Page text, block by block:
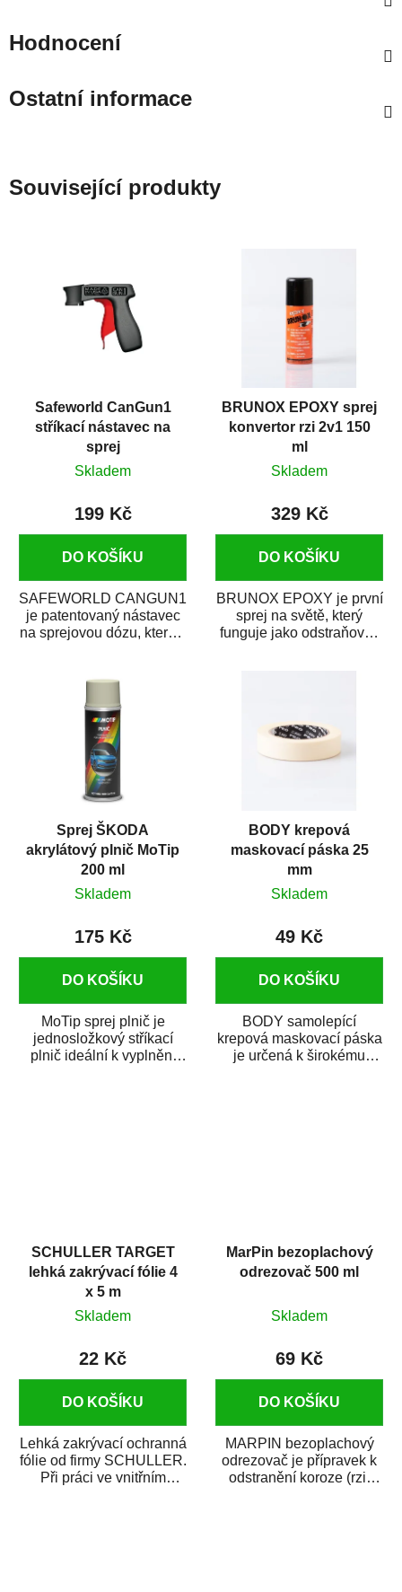
Hodnocení
Ostatní informace
Související produkty
Safeworld CanGun1
stříkací nástavec na
sprej
Skladem
199 Kč
DO KOŠÍKU
SAFEWORLD CANGUN1
je patentovaný nástavec
na sprejovou dózu, který ji
BRUNOX EPOXY sprej
konvertor rzi 2v1 150
ml
Skladem
329 Kč
DO KOŠÍKU
BRUNOX EPOXY je první
sprej na světě, který
funguje jako odstraňovač
Sprej ŠKODA
akrylátový plnič MoTip
200 ml
Skladem
175 Kč
DO KOŠÍKU
MoTip sprej plnič je
jednosložkový stříkací
plnič ideální k vyplnění
BODY krepová
maskovací páska 25
mm
Skladem
49 Kč
DO KOŠÍKU
BODY samolepící
krepová maskovací páska
je určená k širokému
SCHULLER TARGET
lehká zakrývací fólie 4
x 5 m
Skladem
22 Kč
DO KOŠÍKU
Lehká zakrývací ochranná
fólie od firmy SCHULLER.
Při práci ve vnitřním
MarPin bezoplachový
odrezovač 500 ml
Skladem
69 Kč
DO KOŠÍKU
MARPIN bezoplachový
odrezovač je přípravek k
odstranění koroze (rzi)